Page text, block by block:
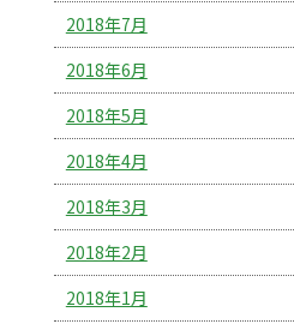
2018年7月
2018年6月
2018年5月
2018年4月
2018年3月
2018年2月
2018年1月